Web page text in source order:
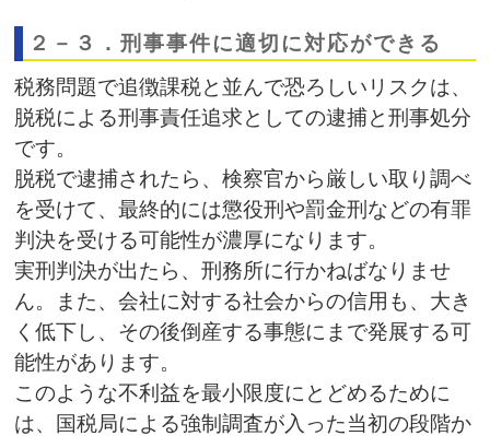
２－３．刑事事件に適切に対応ができる
税務問題で追徴課税と並んで恐ろしいリスクは、
脱税による刑事責任追求としての逮捕と刑事処分
です。
脱税で逮捕されたら、検察官から厳しい取り調べ
を受けて、最終的には懲役刑や罰金刑などの有罪
判決を受ける可能性が濃厚になります。
実刑判決が出たら、刑務所に行かねばなりませ
ん。また、会社に対する社会からの信用も、大き
く低下し、その後倒産する事態にまで発展する可
能性があります。
このような不利益を最小限度にとどめるために
は、国税局による強制調査が入った当初の段階か